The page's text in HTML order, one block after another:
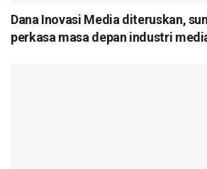
Dana Inovasi Media diteruskan,
perkasa masa depan industri